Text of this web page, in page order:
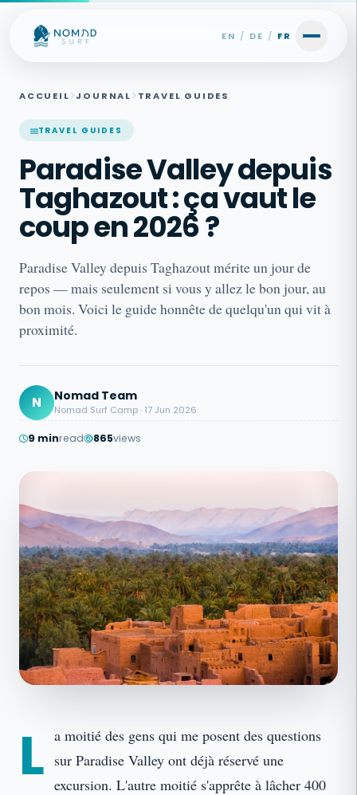
Skip to content
EN / DE / FR
ACCUEIL JOURNAL TRAVEL GUIDES
TRAVEL GUIDES
Paradise Valley depuis
Taghazout : ça vaut le
coup en 2026 ?
Paradise Valley depuis Taghazout mérite un jour de
repos — mais seulement si vous y allez le bon jour, au
bon mois. Voici le guide honnête de quelqu'un qui vit à
proximité.
N Nomad Team
Nomad Surf Camp · 17 Jun 2026
9 minread 865views
L a moitié des gens qui me posent des questions
sur Paradise Valley ont déjà réservé une
excursion. L'autre moitié s'apprête à lâcher 400